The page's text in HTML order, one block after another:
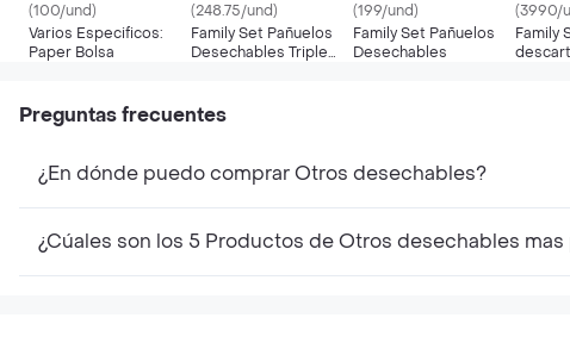
(100/und)
Varios Especificos:
Paper Bolsa
(248.75/und)
Family Set Pañuelos
Desechables Triple
(199/und)
Family Set Pañuelos
Desechables
(3990/
Family
Preguntas frecuentes
¿En dónde puedo comprar Otros desechables?
¿Cúales son los 5 Productos de Otros desechables